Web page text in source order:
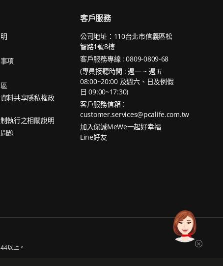
項
料共享隱私權政
執行之相關說明
題
客戶服務
公司地址：110台北市信義區松
智路1號8樓
客戶服務專線 : 0809-0809-68
(專員接聽時間 : 週一 ~ 週五
08:00~20:00 及週六、日及例假
日 09:00~17:30)
客戶服務信箱：
customer.services@pcalife.com.tw
加入保誠MeWe一起好幸福
Line好友
以上。